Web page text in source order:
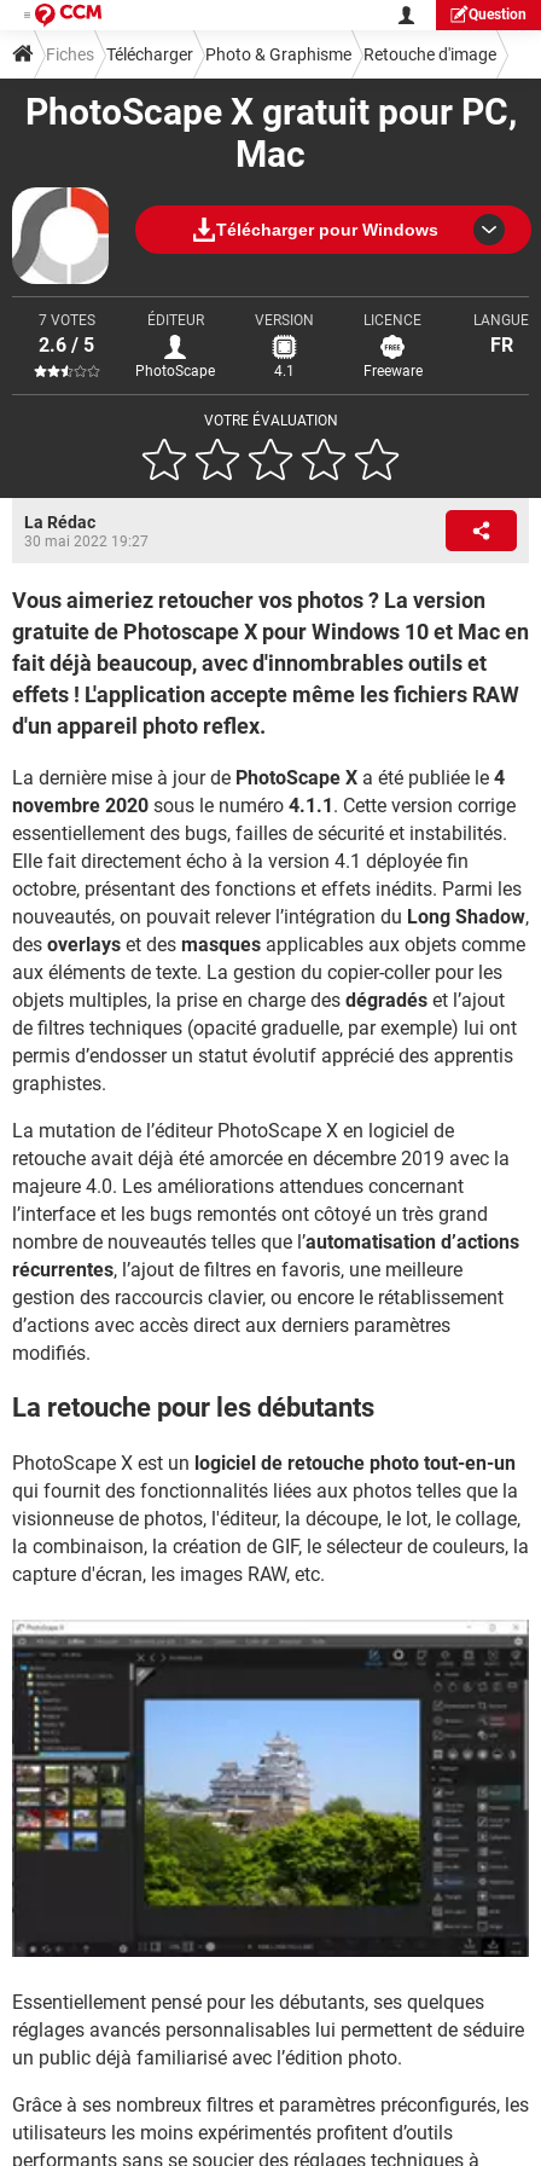
Question
PhotoScape X gratuit pour PC,
Mac
Télécharger pour Windows
VOTRE ÉVALUATION
7 VOTES
2.6 / 5
ÉDITEUR
PhotoScape
VERSION
4.1
LICENCE
Freeware
LANGUE
FR
Fiches Télécharger Photo & Graphisme Retouche d'image
La Rédac
30 mai 2022 19:27
Vous aimeriez retoucher vos photos ? La version
gratuite de Photoscape X pour Windows 10 et Mac en
fait déjà beaucoup, avec d'innombrables outils et
effets ! L'application accepte même les fichiers RAW
d'un appareil photo reflex.
La dernière mise à jour de PhotoScape X a été publiée le 4
novembre 2020 sous le numéro 4.1.1. Cette version corrige
essentiellement des bugs, failles de sécurité et instabilités.
Elle fait directement écho à la version 4.1 déployée fin
octobre, présentant des fonctions et effets inédits. Parmi les
nouveautés, on pouvait relever l’intégration du Long Shadow,
des overlays et des masques applicables aux objets comme
aux éléments de texte. La gestion du copier-coller pour les
objets multiples, la prise en charge des dégradés et l’ajout
de filtres techniques (opacité graduelle, par exemple) lui ont
permis d’endosser un statut évolutif apprécié des apprentis
graphistes.
La mutation de l’éditeur PhotoScape X en logiciel de
retouche avait déjà été amorcée en décembre 2019 avec la
majeure 4.0. Les améliorations attendues concernant
l’interface et les bugs remontés ont côtoyé un très grand
nombre de nouveautés telles que l’automatisation d’actions
récurrentes, l’ajout de filtres en favoris, une meilleure
gestion des raccourcis clavier, ou encore le rétablissement
d’actions avec accès direct aux derniers paramètres
modifiés.
La retouche pour les débutants
PhotoScape X est un logiciel de retouche photo tout-en-un
qui fournit des fonctionnalités liées aux photos telles que la
visionneuse de photos, l'éditeur, la découpe, le lot, le collage,
la combinaison, la création de GIF, le sélecteur de couleurs, la
capture d'écran, les images RAW, etc.
Essentiellement pensé pour les débutants, ses quelques
réglages avancés personnalisables lui permettent de séduire
un public déjà familiarisé avec l’édition photo.
Grâce à ses nombreux filtres et paramètres préconfigurés, les
utilisateurs les moins expérimentés profitent d’outils
performants sans se soucier des réglages techniques à